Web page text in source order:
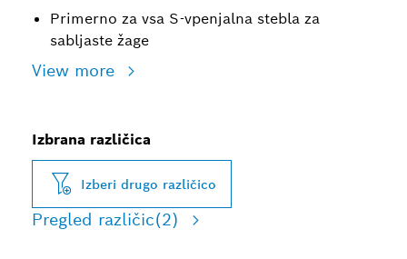
Primerno za vsa S-vpenjalna stebla za
sabljaste žage
View more
Izbrana različica
Izberi drugo različico
Pregled različic(2)